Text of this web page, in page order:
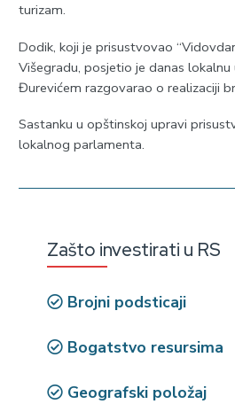
turizam.
Dodik, koji je prisustvovao
Višegradu, posjetio je danas lokalnu
Đurevićem razgovarao o realizaciji
Sastanku u opštinskoj upravi
lokalnog parlamenta.
Zašto investirati u RS
Brojni podsticaji
Bogatstvo resursima
Geografski položaj